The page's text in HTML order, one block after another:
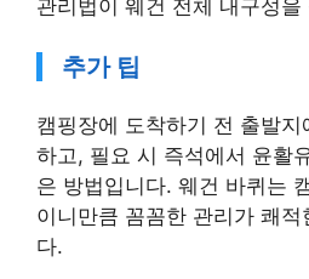
관리법이 웨건 전체 내구성을
추가 팁
캠핑장에 도착하기 전 출발
하고, 필요 시 즉석에서 윤활
은 방법입니다. 웨건 바퀴는
이니만큼 꼼꼼한 관리가 쾌적
다.